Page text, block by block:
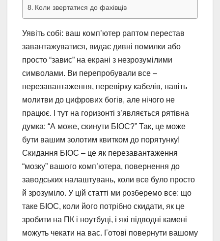
Коли звертатися до фахівців
Уявіть собі: ваш комп’ютер раптом перестав
завантажуватися, видає дивні помилки або
просто “завис” на екрані з незрозумілими
символами. Ви перепробували все –
перезавантаження, перевірку кабелів, навіть
молитви до цифрових богів, але нічого не
працює. І тут на горизонті з’являється рятівна
думка: “А може, скинути БІОС?” Так, це може
бути вашим золотим квитком до порятунку!
Скидання БІОС – це як перезавантаження
“мозку” вашого комп’ютера, повернення до
заводських налаштувань, коли все було просто
й зрозуміло. У цій статті ми розберемо все: що
таке БІОС, коли його потрібно скидати, як це
зробити на ПК і ноутбуці, і які підводні камені
можуть чекати на вас. Готові повернути вашому